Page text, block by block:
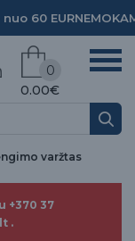
60 EUR
0.00€
0
varžtas
+370 37
.